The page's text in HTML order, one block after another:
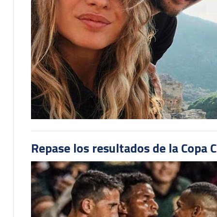
Repase los resultados de la Copa